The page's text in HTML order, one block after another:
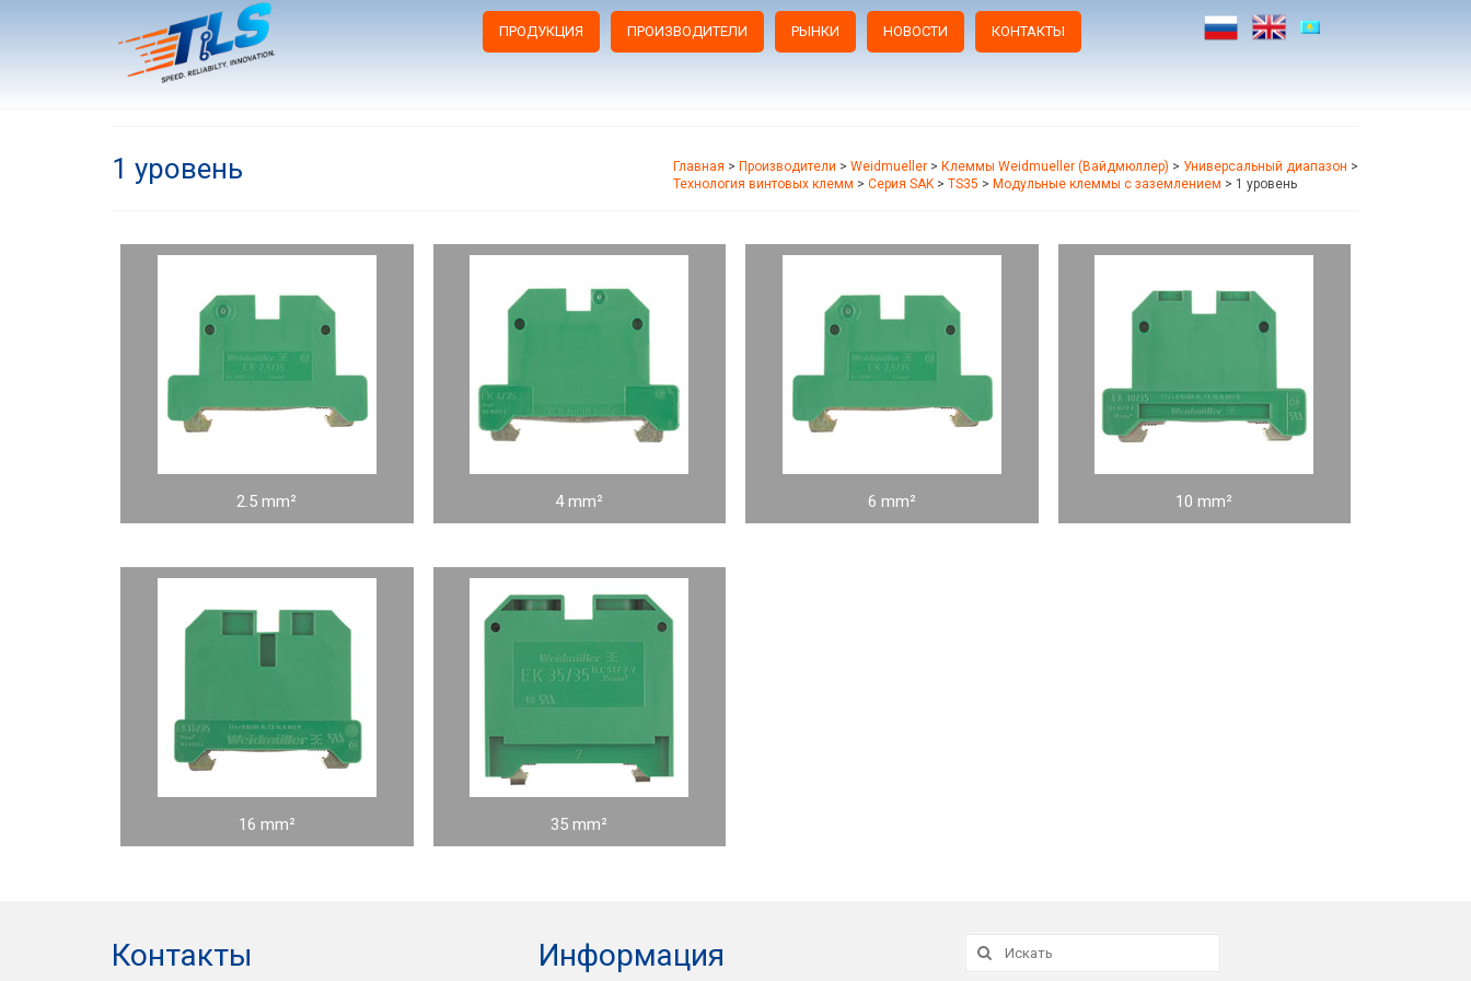
ПРОДУКЦИЯ ПРОИЗВОДИТЕЛИ РЫНКИ НОВОСТИ КОНТАКТЫ
1 уровень Главная > Производители > Weidmueller > Клеммы Weidmueller (Вайдмюллер) > Универсальный диапазон >
Технология винтовых клемм > Серия SAK > TS35 > Модульные клеммы с заземлением > 1 уровень
2.5 mm²
16 mm²
4 mm²
35 mm²
6 mm² 10 mm²
Контакты Информация Искать: